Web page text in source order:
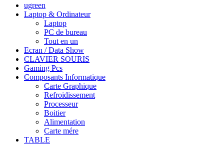
ugreen
Laptop & Ordinateur
Laptop
PC de bureau
Tout en un
Ecran / Data Show
CLAVIER SOURIS
Gaming Pcs
Composants Informatique
Carte Graphique
Refroidissement
Processeur
Boitier
Alimentation
Carte mére
TABLE